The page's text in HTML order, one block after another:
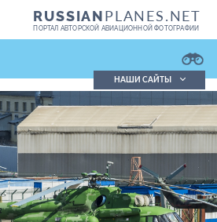
RUSSIANPLANES.NET
ПОРТАЛ АВТОРСКОЙ АВИАЦИОННОЙ ФОТОГРАФИИ
фотографий
в реестре
Подробно
НАШИ САЙТЫ